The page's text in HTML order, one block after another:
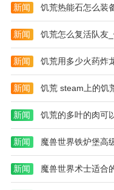
新闻
新闻 饥荒怎么复活队友
新闻 饥荒用多少火药炸
新闻
新闻 饥荒的多叶的肉可
新闻
新闻 魔兽世界术士适合